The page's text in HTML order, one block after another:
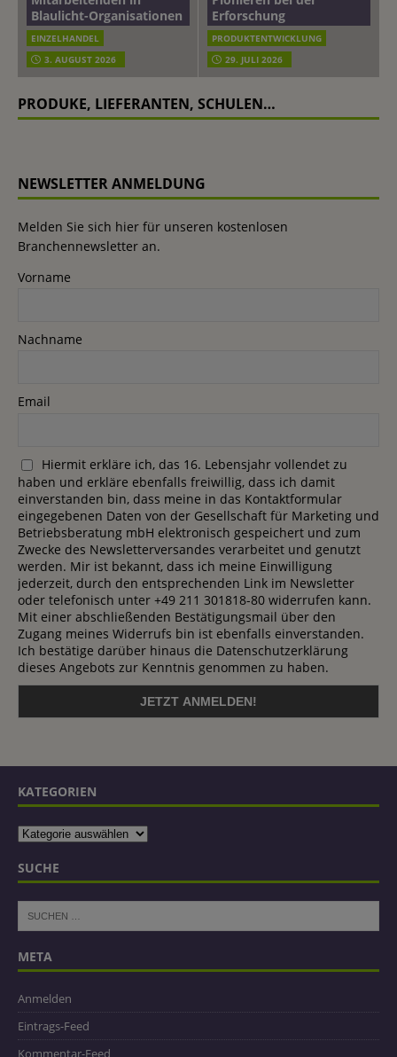
Blaulicht-Organisationen
EINZELHANDEL
3. AUGUST 2026
Erforschung
PRODUKTENTWICKLUNG
29. JULI 2026
PRODUKE, LIEFERANTEN, SCHULEN…
NEWSLETTER ANMELDUNG
Melden Sie sich hier für unseren kostenlosen
Branchennewsletter an.
Vorname
Nachname
Email
Hiermit erkläre ich, das 16. Lebensjahr vollendet zu
haben und erkläre ebenfalls freiwillig, dass ich damit
einverstanden bin, dass meine in das Kontaktformular
eingegebenen Daten von der Gesellschaft für Marketing und
Betriebsberatung mbH elektronisch gespeichert und zum
Zwecke des Newsletterversandes verarbeitet und genutzt
werden. Mir ist bekannt, dass ich meine Einwilligung
jederzeit, durch den entsprechenden Link im Newsletter
oder telefonisch unter +49 211 301818-80 widerrufen kann.
Mit einer abschließenden Bestätigungsmail über den
Zugang meines Widerrufs bin ist ebenfalls einverstanden.
Ich bestätige darüber hinaus die Datenschutzerklärung
dieses Angebots zur Kenntnis genommen zu haben.
KATEGORIEN
SUCHE
META
Anmelden
Eintrags-Feed
Kommentar-Feed